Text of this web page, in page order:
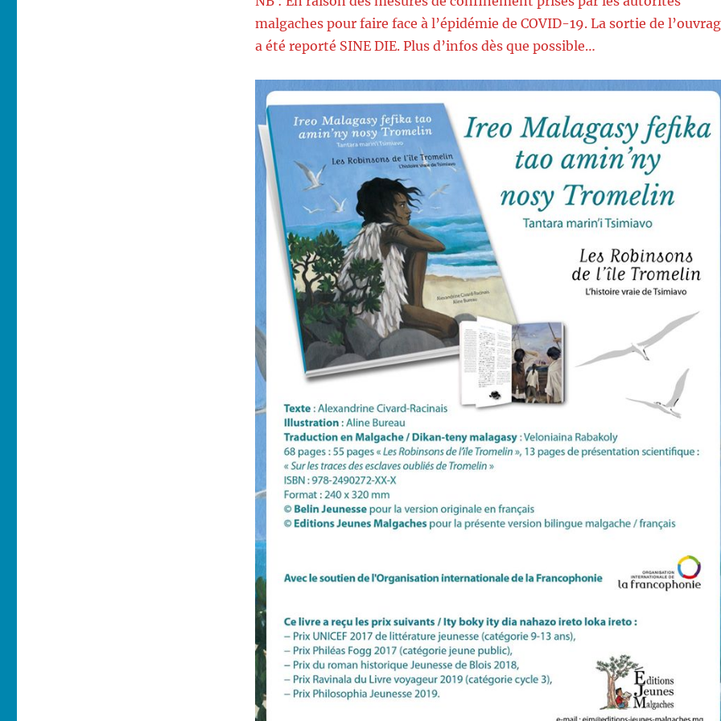
malgaches pour faire face à l’épidémie de COVID-19. La sortie de
a été reporté SINE DIE. Plus d’infos dès que possible…